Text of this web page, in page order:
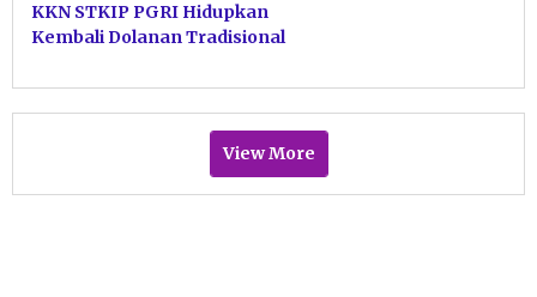
KKN STKIP PGRI Hidupkan
Kembali Dolanan Tradisional
View More